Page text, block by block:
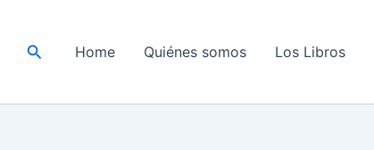
BuscarHome Quiénes somos Los Libros